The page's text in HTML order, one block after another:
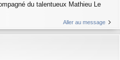
du talentueux Mathieu Le
Aller au message